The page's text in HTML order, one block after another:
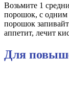
Возьмите 1
порошок, с одним
порошок
аппетит, лечит
Для